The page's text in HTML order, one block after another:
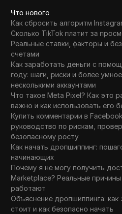
Что нового
Как сбросить алгоритм
Сколько TikTok платит за
Реальные ставки, факторы и
счетами
Как заработать деньги с
году: шаги, риски и более
несколькими аккаунтами
Что такое Meta Pixel? Как это
важно и как использовать его
Купить комментарии в
руководство по рискам,
безопасному росту
Как начать дропшиппинг:
начинающих
Почему я не могу получить
Marketplace? Реальные
работают
Объяснение дропшиппинга: как
стоит и как безопасно начать